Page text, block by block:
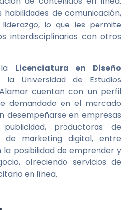
habilidades de comunicación,
lo que les permite
interdisciplinarios con otros
Licenciatura en Diseño
la Universidad de Estudios
cuentan con un perfil
demandado en el mercado
desempeñarse en empresas
productoras de
de marketing digital, entre
la posibilidad de emprender y
ofreciendo servicios de
en línea.